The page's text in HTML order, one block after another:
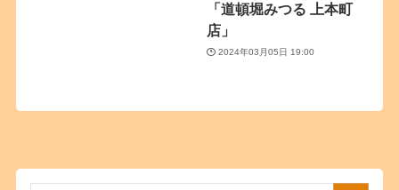
「道頓堀みつる 上本町
店」
2024年03月05日 19:00